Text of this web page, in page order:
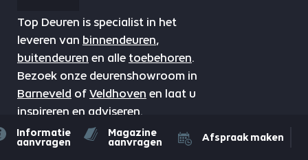
Top Deuren is specialist in het
leveren van binnendeuren,
buitendeuren en alle toebehoren.
Bezoek onze deurenshowroom in
Barneveld of Veldhoven en laat u
inspireren en adviseren.
Informatie
aanvragen
Magazine
aanvragen
Afspraak maken